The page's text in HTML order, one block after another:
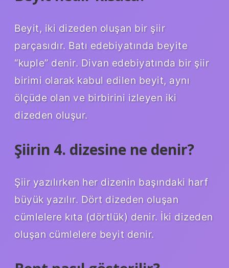
Beyit, iki dizeden oluşan bir şiir
parçasıdır. Batı edebiyatında beyite
“kuple” denir. Divan edebiyatında bir şiir
birimi olarak kabul edilen beyit, aynı
ölçüde olan ve birbirini izleyen iki
dizeden oluşur.
Şiirin 4. dizesine ne denir?
Şiir yazılırken her dizenin başındaki harf
büyük yazılır. Dört dizeden oluşan
cümlelere kıta (dörtlük) denir. İki dizeden
oluşan cümlelere beyit denir.